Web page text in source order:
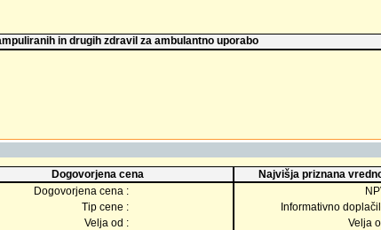
in drugih zdravil za ambulantno uporabo
Dogovorjena cena
Najvišja priznana
Dogovorjena cena :
Tip cene :
Informativno
Velja od :
Velja